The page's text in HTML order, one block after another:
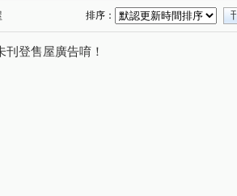
安康街(1) 龍山西路(1) 寶山路
東興路(1) 東興路一段(1)
排序：
登售屋廣告唷！